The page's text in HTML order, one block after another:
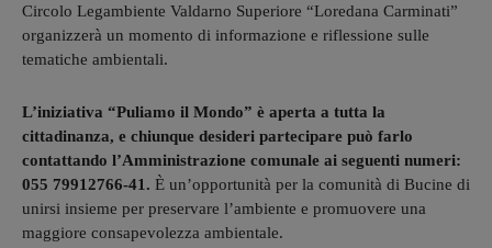
Circolo Legambiente Valdarno Superiore “Loredana Carminati”
organizzerà un momento di informazione e riflessione sulle
tematiche ambientali.
L’iniziativa “Puliamo il Mondo” è aperta a tutta la
cittadinanza, e chiunque desideri partecipare può farlo
contattando l’Amministrazione comunale ai seguenti numeri:
055 79912766-41. È un’opportunità per la comunità di Bucine di
unirsi insieme per preservare l’ambiente e promuovere una
maggiore consapevolezza ambientale.